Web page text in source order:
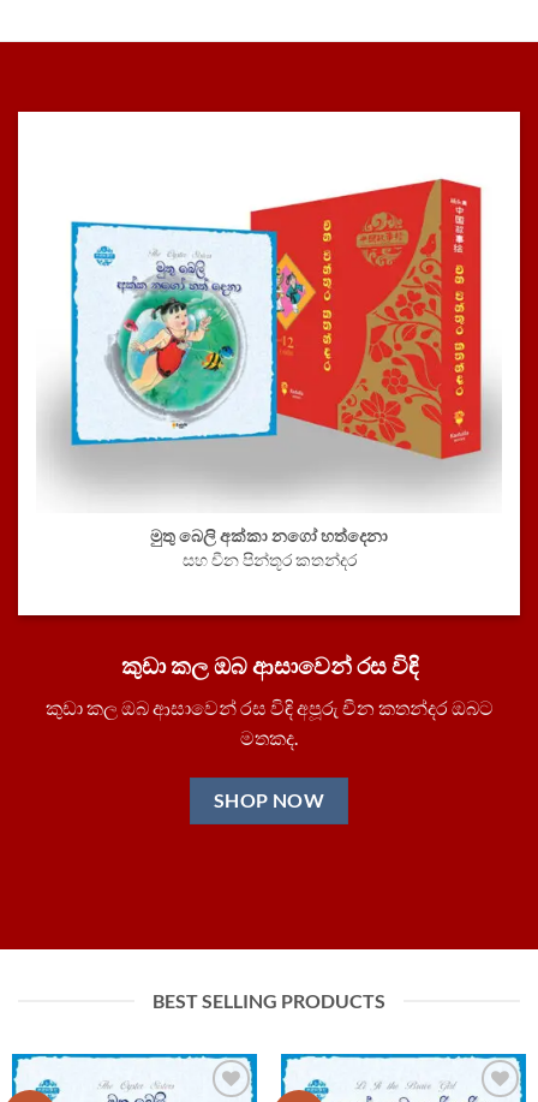
මුතු බෙලි අක්කා නගෝ හත්දෙනා
සහ චීන පින්තූර කතන්දර
කුඩා කල ඔබ ආසාවෙන් රස විඳි
කුඩා කල ඔබ ආසාවෙන් රස විඳි අපූරු චීන කතන්දර ඔබට
මතකද.
SHOP NOW
BEST SELLING PRODUCTS